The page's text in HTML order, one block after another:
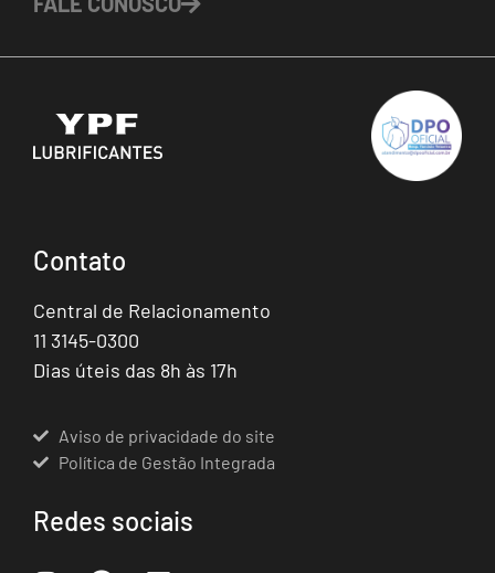
Contato
Central de Relacionamento
11 3145-0300
Dias úteis das 8h às 17h
Aviso de privacidade do site
Política de Gestão Integrada
Redes sociais